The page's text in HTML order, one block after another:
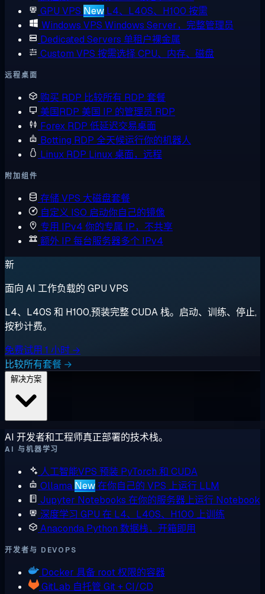
GPU VPS New L4、L40S、H100 按需
Windows VPS Windows Server，完整管理员
Dedicated Servers 单租户裸金属
Custom VPS 按需选择 CPU、内存、磁盘
远程桌面
购买 RDP 比较所有 RDP 套餐
美国RDP 美国 IP 的管理员 RDP
Forex RDP 低延迟交易桌面
Botting RDP 全天候运行你的机器人
Linux RDP Linux 桌面，远程
附加组件
存储 VPS 大磁盘套餐
自定义 ISO 启动你自己的镜像
专用 IPv4 你的专属 IP，不共享
额外 IP 每台服务器多个 IPv4
新
面向 AI 工作负载的 GPU VPS
L4、L40S 和 H100,预装完整 CUDA 栈。启动、训练、停止,
按秒计费。
免费试用 1 小时 →
比较所有套餐 →
AI 开发者和工程师真正部署的技术栈。
AI 与机器学习
人工智能VPS 预装 PyTorch 和 CUDA
Ollama New在你自己的 VPS 上运行 LLM
Jupyter Notebooks 在你的服务器上运行 Notebook
深度学习 GPU 在 L4、L40S、H100 上训练
Anaconda Python 数据栈，开箱即用
开发者与 DEVOPS
Docker 具备 root 权限的容器
GitLab 自托管 Git + CI/CD